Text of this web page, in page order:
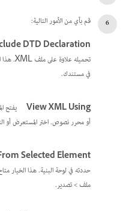
قم بأي من الأمور التالية:
DTD Declaration
في مستندك.
View XML Using
أو محرر نصوص. اختر المستعرض أو
Selected Element
ملف > تصدير.